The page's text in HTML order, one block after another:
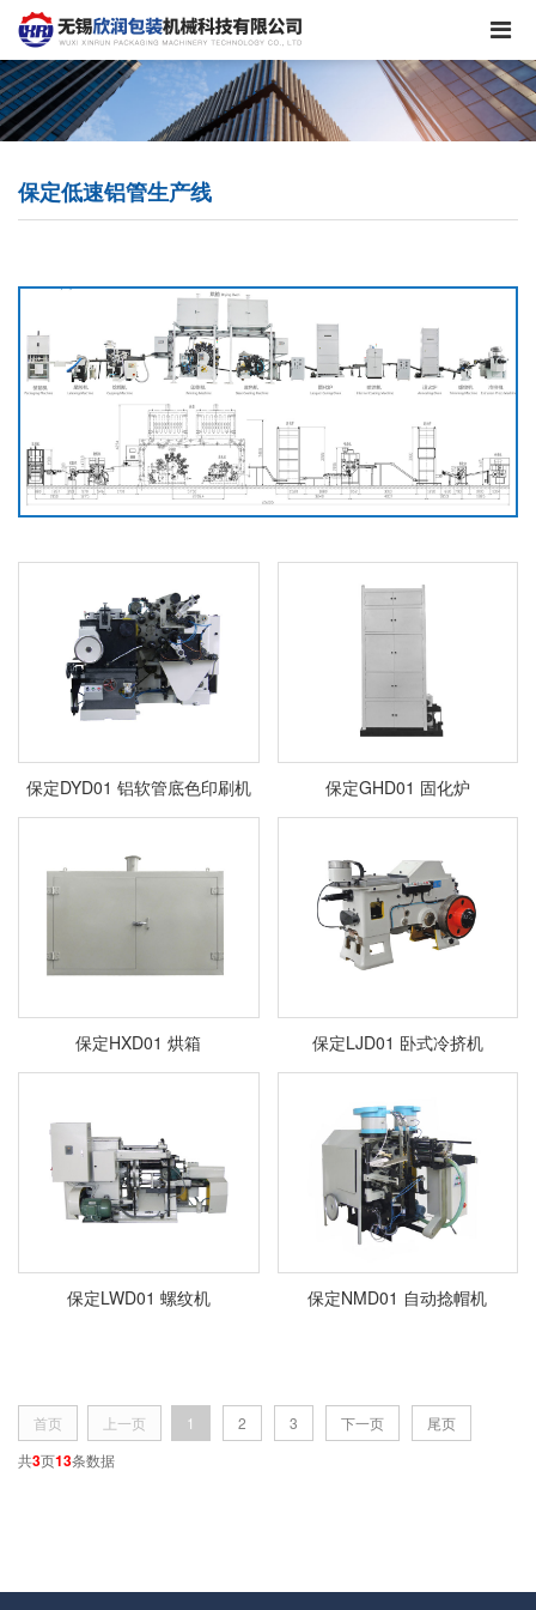
保定低速铝管生产线
保定DYD01 铝软管底色印刷机 保定GHD01 固化炉
保定HXD01 烘箱 保定LJD01 卧式冷挤机
保定LWD01 螺纹机 保定NMD01 自动捻帽机
首页 上一页 1 2 3 下一页
尾页
共3页13条数据